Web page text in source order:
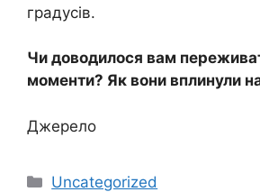
градусів.
Чи доводилося вам
моменти? Як вони вплинули
Джерело
Категорії
Uncategorized